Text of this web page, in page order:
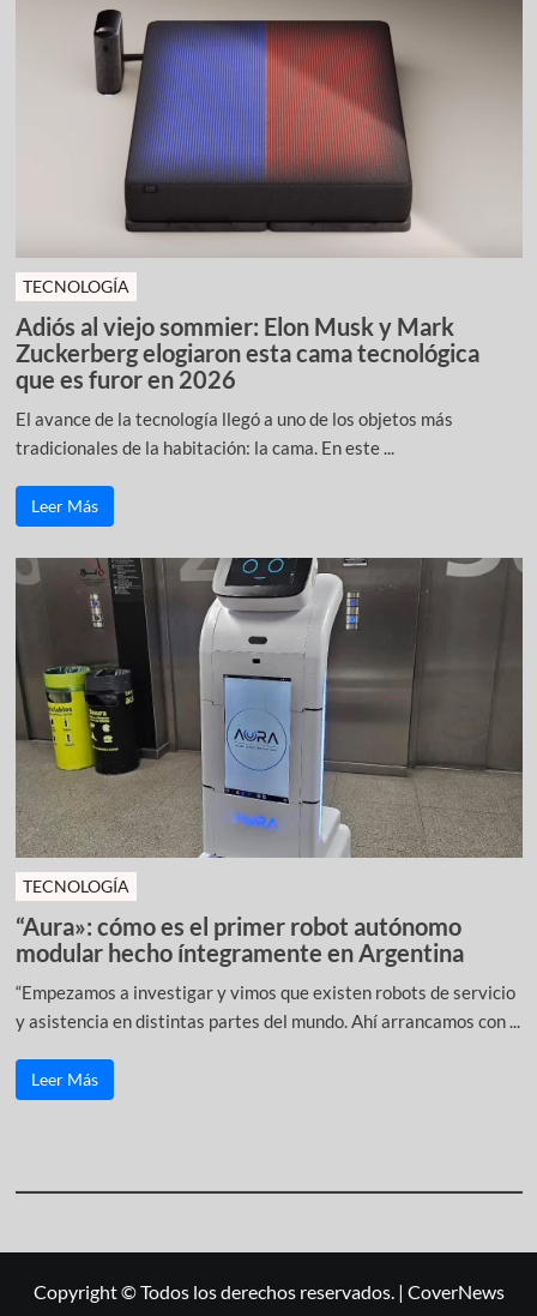
TECNOLOGÍA
Adiós al viejo sommier: Elon Musk y Mark
Zuckerberg elogiaron esta cama tecnológica
que es furor en 2026
El avance de la tecnología llegó a uno de los objetos más
tradicionales de la habitación: la cama. En este ...
Leer Más
TECNOLOGÍA
“Aura»: cómo es el primer robot autónomo
modular hecho íntegramente en Argentina
“Empezamos a investigar y vimos que existen robots de servicio
y asistencia en distintas partes del mundo. Ahí arrancamos con ...
Leer Más
Copyright © Todos los derechos reservados. | CoverNews